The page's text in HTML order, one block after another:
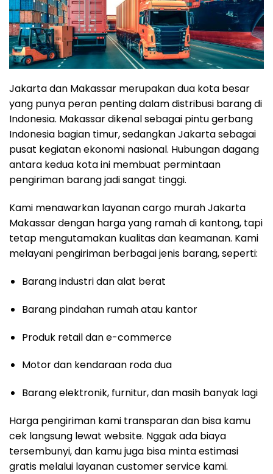
Jakarta dan Makassar merupakan dua kota besar
yang punya peran penting dalam distribusi barang di
Indonesia. Makassar dikenal sebagai pintu gerbang
Indonesia bagian timur, sedangkan Jakarta sebagai
pusat kegiatan ekonomi nasional. Hubungan dagang
antara kedua kota ini membuat permintaan
pengiriman barang jadi sangat tinggi.
Kami menawarkan layanan cargo murah Jakarta
Makassar dengan harga yang ramah di kantong, tapi
tetap mengutamakan kualitas dan keamanan. Kami
melayani pengiriman berbagai jenis barang, seperti:
Barang industri dan alat berat
Barang pindahan rumah atau kantor
Produk retail dan e-commerce
Motor dan kendaraan roda dua
Barang elektronik, furnitur, dan masih banyak lagi
Harga pengiriman kami transparan dan bisa kamu
cek langsung lewat website. Nggak ada biaya
tersembunyi, dan kamu juga bisa minta estimasi
gratis melalui layanan customer service kami.